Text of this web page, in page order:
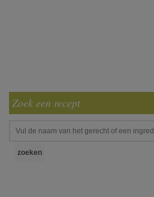
Zoek een recept